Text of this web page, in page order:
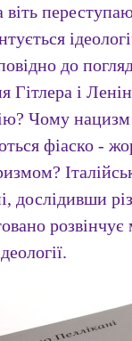
віть
до
Гітлера і
Чому нацизм
фіаско -
дослідивши